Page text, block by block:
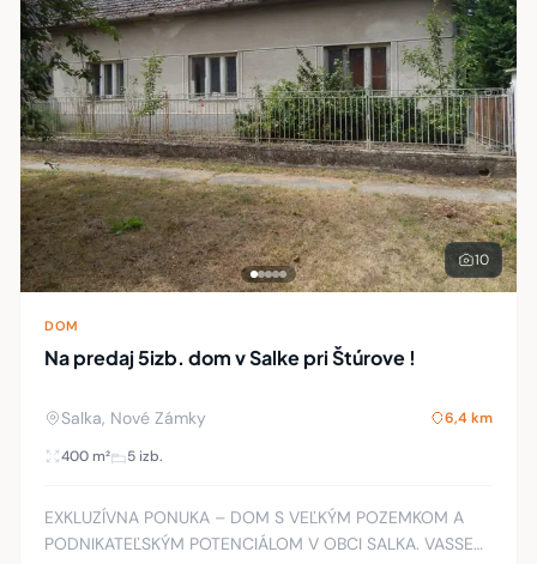
10
DOM
Na predaj 5izb. dom v Salke pri Štúrove !
Salka, Nové Zámky 6,4 km
400 m² 5 izb.
EXKLUZÍVNA PONUKA – DOM S VEĽKÝM POZEMKOM A
PODNIKATEĽSKÝM POTENCIÁLOM V OBCI SALKA. VASSE